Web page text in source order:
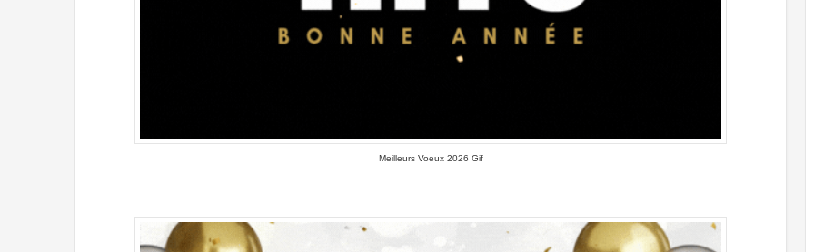
Meilleurs Voeux 2026 Gif